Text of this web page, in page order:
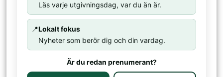
Läs varje utgivningsdag, var du än är.
📍Lokalt fokus
Nyheter som berör dig och din vardag.
Är du redan prenumerant?